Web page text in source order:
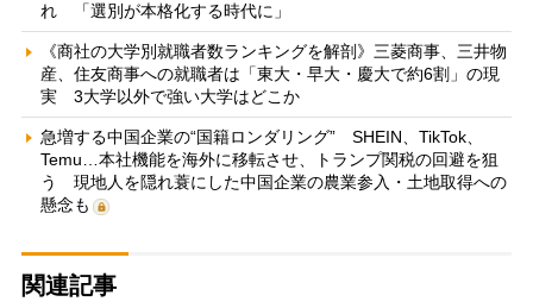
れ 「選別が本格化する時代に」
《商社の大学別就職者数ランキングを解剖》三菱商事、三井物
産、住友商事への就職者は「東大・早大・慶大で約6割」の現
実 3大学以外で強い大学はどこか
急増する中国企業の“国籍ロンダリング” SHEIN、TikTok、
Temu…本社機能を海外に移転させ、トランプ関税の回避を狙
う 現地人を隠れ蓑にした中国企業の農業参入・土地取得への
懸念も
関連記事